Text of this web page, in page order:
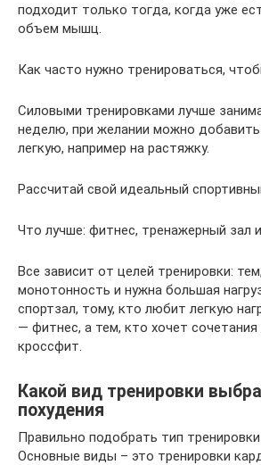
подходит только тогда, когда уже
объем мышц.
Как часто нужно тренироваться,
Силовыми тренировками лучше
неделю, при желании можно
легкую, например на растяжку.
Рассчитай свой идеальный
Что лучше: фитнес, тренажерный зал
Все зависит от целей тренировки:
монотонность и нужна большая
спортзал, тому, кто любит легкую
— фитнес, а тем, кто хочет сочетания
кроссфит.
Какой вид тренировки
похудения
Правильно подобрать тип
Основные виды – это тренировки